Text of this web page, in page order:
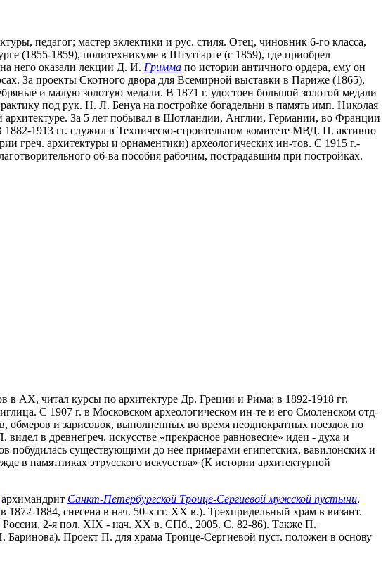
педагог; мастер эклектики и рус. стиля. Отец, чиновник 6-го класса,
(1855-1859), политехникуме в Штутгарте (с 1859), где приобрел
него оказали лекции Д. И. Гримма по истории античного ордера, ему он
За проекты Скотного двора для Всемирной выставки в Париже (1865),
и малую золотую медали. В 1871 г. удостоен большой золотой медали
под рук. Н. Л. Бенуа на постройке богадельни в память имп. Николая
За 5 лет побывал в Шотландии, Англии, Германии, во Франции
1913 гг. служил в Техническо-строительном комитете МВД. П. активно
греч. архитектуры и орнаментики) археологических ин-тов. С 1915 г.-
об-ва пособия рабочим, пострадавшим при постройках.
в АХ, читал курсы по архитектуре Др. Греции и Рима; в 1892-1918 гг.
С 1907 г. в Московском археологическом ин-те и его Смоленском отд-
обмеров и зарисовок, выполненных во время неоднократных поездок по
в древнегреч. искусстве «прекрасное равновесие» идеи - духа и
побудилась существующими до нее примерами египетских, вавилонских и
в памятниках этрусского искусства» (К истории архитектурной
архимандрит Санкт-Петербургской Троице-Сергиевой мужской пустыни,
1884, снесена в нач. 50-х гг. XX в.). Трехпридельный храм в визант.
России, 2-я пол. ХIХ - нач. ХХ в. СПб., 2005. С. 82-86). Также П.
Баринова). Проект П. для храма Троице-Сергиевой пуст. положен в основу